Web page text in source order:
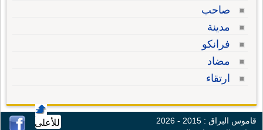
صاحب
مدينة
فرانكو
مضاد
ارتقاء
للأعلى
قاموس البراق : 2015 - 2026